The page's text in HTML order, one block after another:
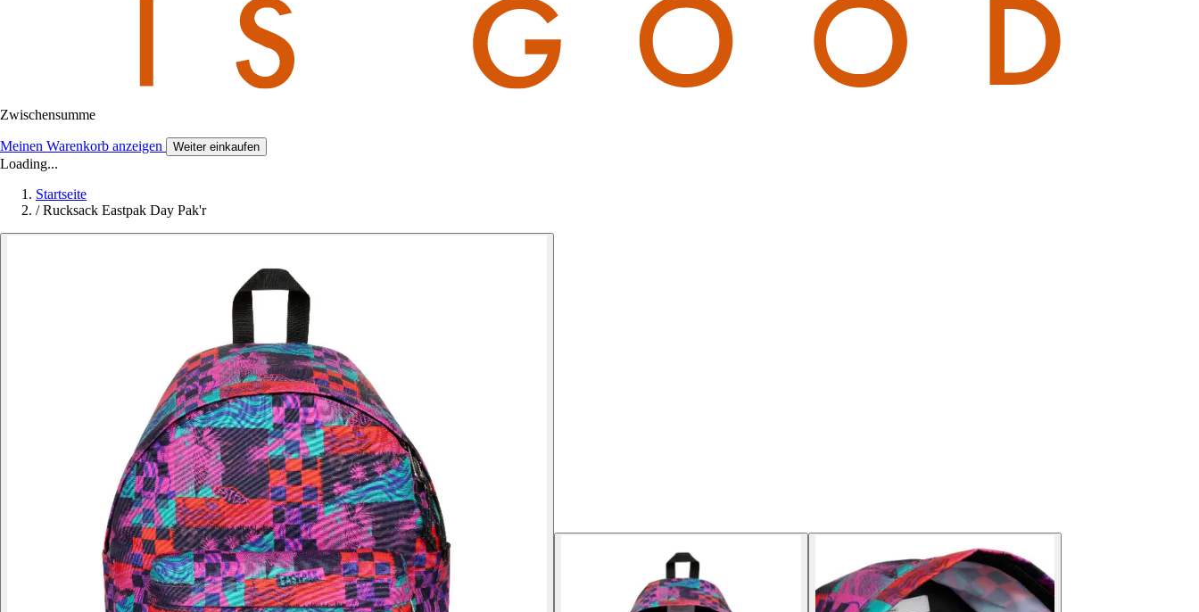
Zwischensumme
Meinen Warenkorb anzeigen Weiter einkaufen
Loading...
Startseite
/ Rucksack Eastpak Day Pak'r